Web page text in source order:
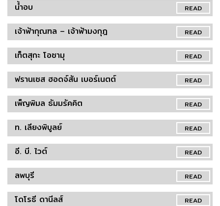
READ
น้ำอบ
READ
เจ้าฟ้ากุณฑล – เจ้าฟ้ามงกุฎ
READ
เท็ตสุกะ โอซามุ
READ
ฟรานเซส ฮอดจ์สัน เบอร์เนตต์
READ
เพ็ญพิมล ธัมมรัคคิต
READ
ท. เลียงพิบูลย์
READ
อี. บี. ไวต์
READ
ลพบุรี
READ
โดโรธี ดานีลส์